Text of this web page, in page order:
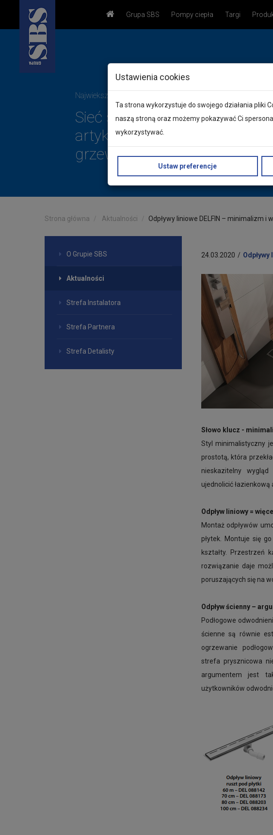
Ustawienia cookies
Ta strona wykorzystuje do swojego działania pliki
naszą stroną oraz możemy pokazywać Ci
wykorzystywać.
Ustaw preferencje
Grupa SBS Pompy ciepła Targi
Najwieksza w Polsce
Sieć sprzedaży
artykułów sanitarnych,
grzewczych i instalacyjnych!
Strona główna Aktualności Odpływy liniowe DELFIN – minimalizm i
24.03.2020 /
Słowo klucz -
Styl minimalistyczny
prostotą, która
nieskazitelny
ujednolicić
Odpływ liniowy =
Montaż odpływów
płytek. Montuje się
kształty. Przestrzeń
rozwiązanie daje
poruszających się na
Odpływ ścienny –
Podłogowe
ścienne są równie
ogrzewanie
strefa prysznicowa
argumentem jest
użytkowników
O Grupie SBS
Aktualności
Strefa Instalatora
Strefa Partnera
Strefa Detalisty